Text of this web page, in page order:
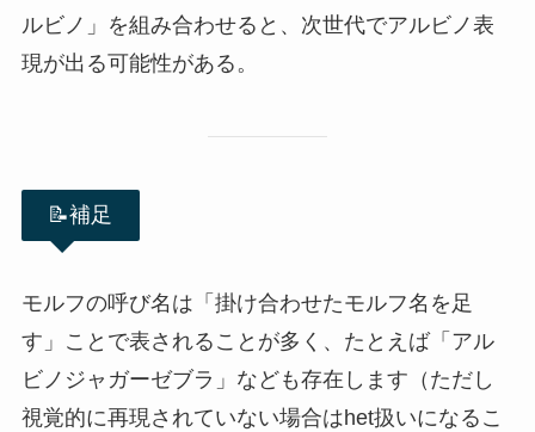
ルビノ」を組み合わせると、次世代でアルビノ表
現が出る可能性がある。
📝補足
モルフの呼び名は「掛け合わせたモルフ名を足
す」ことで表されることが多く、たとえば「アル
ビノジャガーゼブラ」なども存在します（ただし
視覚的に再現されていない場合はhet扱いになるこ